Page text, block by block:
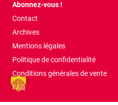
Abonnez-vous !
Contact
Archives
Mentions légales
Politique de confidentialité
Conditions générales de vente
FAQ